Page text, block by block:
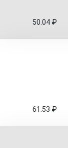
50.04 ₽
61.53 ₽